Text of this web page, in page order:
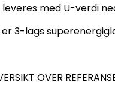
leveres med U-verdi
er 3-lags
OVER